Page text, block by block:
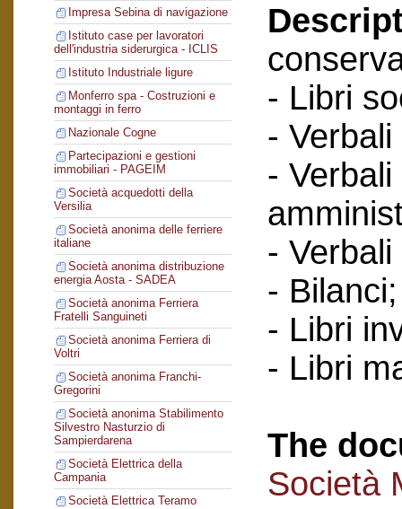
Impresa Sebina di navigazione
Istituto case per lavoratori
dell'industria siderurgica - ICLIS
Istituto Industriale ligure
Monferro spa - Costruzioni e
montaggi in ferro
Nazionale Cogne
Partecipazioni e gestioni
immobiliari - PAGEIM
Società acquedotti della
Versilia
Società anonima delle ferriere
italiane
Società anonima distribuzione
energia Aosta - SADEA
Società anonima Ferriera
Fratelli Sanguineti
Società anonima Ferriera di
Voltri
Società anonima Franchi-
Gregorini
Società anonima Stabilimento
Silvestro Nasturzio di
Sampierdarena
Società Elettrica della
Campania
Società Elettrica Teramo
- Libri
-
-
-
-
- Libri
- Libri
The
Società